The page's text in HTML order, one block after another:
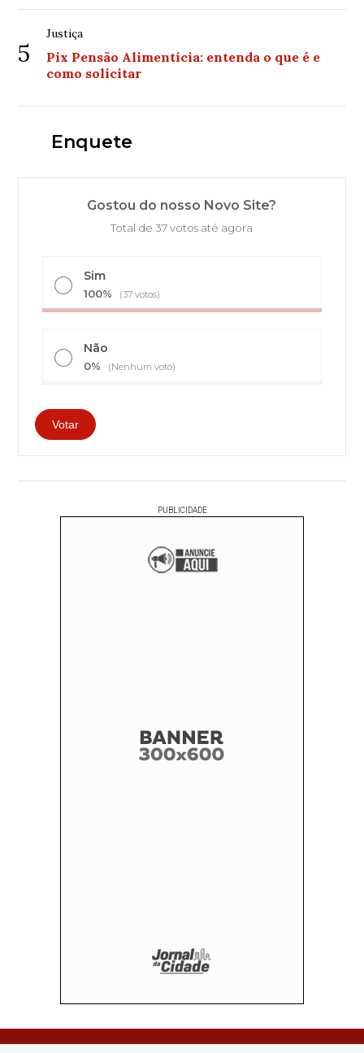
5
Justiça
Pix Pensão Alimentícia: entenda o que é e
como solicitar
Enquete
Gostou do nosso Novo Site?
Total de 37 votos até agora
Sim
100% (37 votos)
Não
0% (Nenhum voto)
PUBLICIDADE